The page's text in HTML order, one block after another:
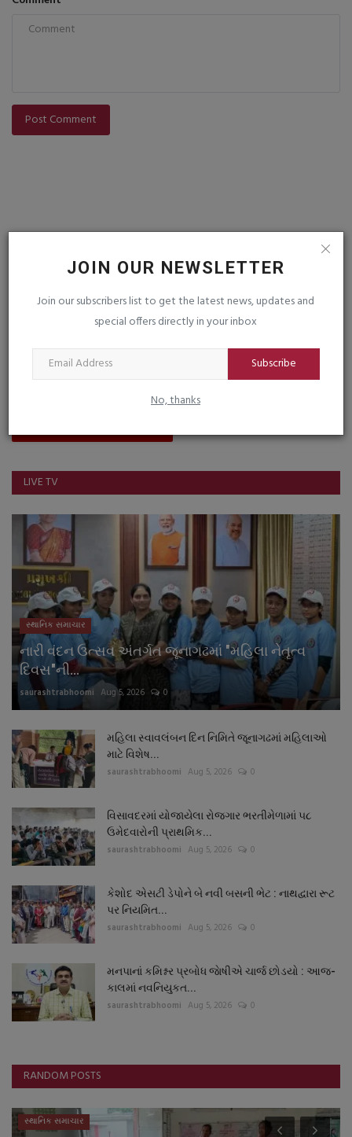
JOIN OUR NEWSLETTER
Join our subscribers list to get the latest news, updates and
special offers directly in your inbox
Subscribe
No, thanks
Post Comment
VOTING POLL
LIVE TV
સ્થાનિક સમાચાર
નારી વંદન ઉત્સવ અંતર્ગત જૂનાગઢમાં "મહિલા નેતૃત્વ
દિવસ"ની...
saurashtrabhoomi Aug 5, 2026 0
મહિલા સ્વાવલંબન દિન નિમિતે જૂનાગઢમાં મહિલાઓ
માટે વિશેષ...
saurashtrabhoomi Aug 5, 2026 0
વિસાવદરમાં યોજાયેલા રોજગાર ભરતીમેળામાં ૫૮
ઉમેદવારોની પ્રાથમિક...
saurashtrabhoomi Aug 5, 2026 0
કેશોદ એસટી ડેપોને બે નવી બસની ભેટ : નાથદ્વારા રૂટ
પર નિયમિત...
saurashtrabhoomi Aug 5, 2026 0
મનપાનાં કમિશ્નર પ્રબોધ જાેષીએ ચાર્જ છોડયો : આજ-
કાલમાં નવનિયુકત...
saurashtrabhoomi Aug 5, 2026 0
RANDOM POSTS
સ્થાનિક સમાચાર